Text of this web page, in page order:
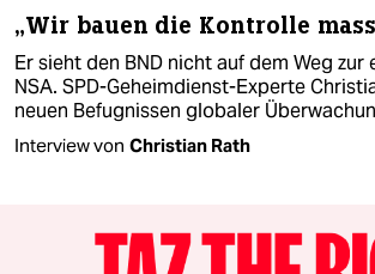
„Wir bauen die Kontrolle
Er sieht den BND nicht auf dem Weg zur
NSA. SPD-Geheimdienst-Experte
neuen Befugnissen globaler
Interview von Christian Rath